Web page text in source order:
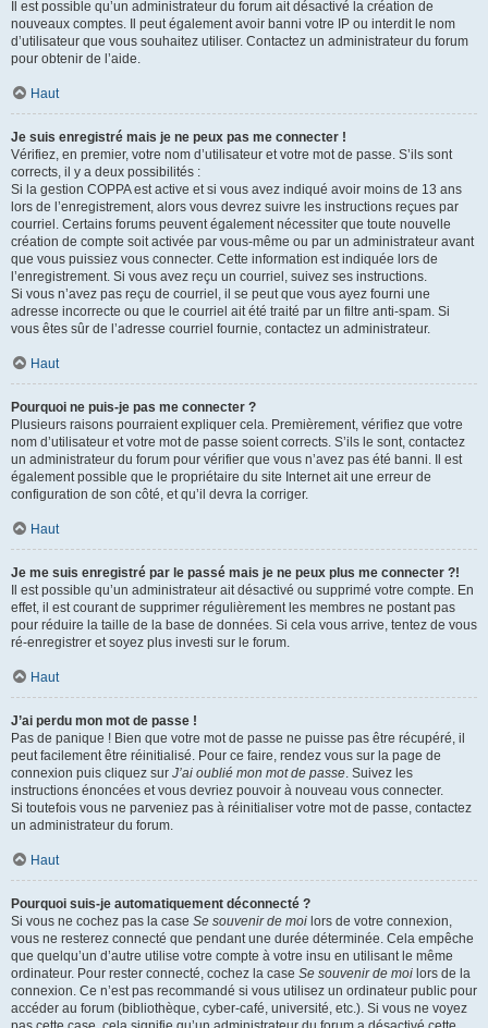
Il est possible qu’un administrateur du forum ait désactivé la création de
nouveaux comptes. Il peut également avoir banni votre IP ou interdit le nom
d’utilisateur que vous souhaitez utiliser. Contactez un administrateur du forum
pour obtenir de l’aide.
Haut
Je suis enregistré mais je ne peux pas me connecter !
Vérifiez, en premier, votre nom d’utilisateur et votre mot de passe. S’ils sont
corrects, il y a deux possibilités :
Si la gestion COPPA est active et si vous avez indiqué avoir moins de 13 ans
lors de l’enregistrement, alors vous devrez suivre les instructions reçues par
courriel. Certains forums peuvent également nécessiter que toute nouvelle
création de compte soit activée par vous-même ou par un administrateur avant
que vous puissiez vous connecter. Cette information est indiquée lors de
l’enregistrement. Si vous avez reçu un courriel, suivez ses instructions.
Si vous n’avez pas reçu de courriel, il se peut que vous ayez fourni une
adresse incorrecte ou que le courriel ait été traité par un filtre anti-spam. Si
vous êtes sûr de l’adresse courriel fournie, contactez un administrateur.
Haut
Pourquoi ne puis-je pas me connecter ?
Plusieurs raisons pourraient expliquer cela. Premièrement, vérifiez que votre
nom d’utilisateur et votre mot de passe soient corrects. S’ils le sont, contactez
un administrateur du forum pour vérifier que vous n’avez pas été banni. Il est
également possible que le propriétaire du site Internet ait une erreur de
configuration de son côté, et qu’il devra la corriger.
Haut
Je me suis enregistré par le passé mais je ne peux plus me connecter ?!
Il est possible qu’un administrateur ait désactivé ou supprimé votre compte. En
effet, il est courant de supprimer régulièrement les membres ne postant pas
pour réduire la taille de la base de données. Si cela vous arrive, tentez de vous
ré-enregistrer et soyez plus investi sur le forum.
Haut
J’ai perdu mon mot de passe !
Pas de panique ! Bien que votre mot de passe ne puisse pas être récupéré, il
peut facilement être réinitialisé. Pour ce faire, rendez vous sur la page de
connexion puis cliquez sur J’ai oublié mon mot de passe. Suivez les
instructions énoncées et vous devriez pouvoir à nouveau vous connecter.
Si toutefois vous ne parveniez pas à réinitialiser votre mot de passe, contactez
un administrateur du forum.
Haut
Pourquoi suis-je automatiquement déconnecté ?
Si vous ne cochez pas la case Se souvenir de moi lors de votre connexion,
vous ne resterez connecté que pendant une durée déterminée. Cela empêche
que quelqu’un d’autre utilise votre compte à votre insu en utilisant le même
ordinateur. Pour rester connecté, cochez la case Se souvenir de moi lors de la
connexion. Ce n’est pas recommandé si vous utilisez un ordinateur public pour
accéder au forum (bibliothèque, cyber-café, université, etc.). Si vous ne voyez